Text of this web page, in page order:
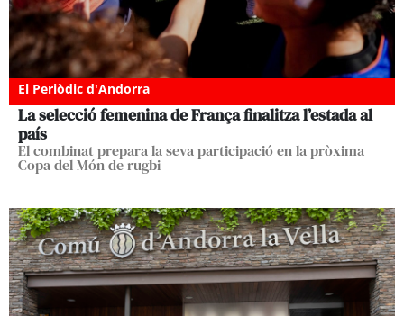
El Periòdic d'Andorra
La selecció femenina de França finalitza l’estada al
país
El combinat prepara la seva participació en la pròxima
Copa del Món de rugbi